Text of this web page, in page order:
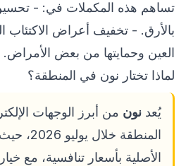
تساهم هذه المكملات في: -
بالأرق. - تخفيف أعراض
العين وحمايتها من بعض الأمراض.
لماذا تختار نون في المنطقة؟
يُعد نون من أبرز الوجهات
المنطقة
الأصلية بأسعار تنافسية، مع